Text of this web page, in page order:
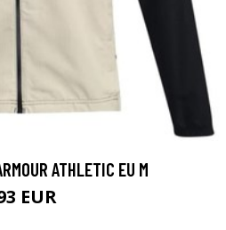
ATHLETIC EU M
EUR